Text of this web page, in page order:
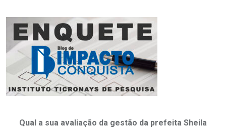
Qual a sua avaliação da gestão da prefeita Sheila